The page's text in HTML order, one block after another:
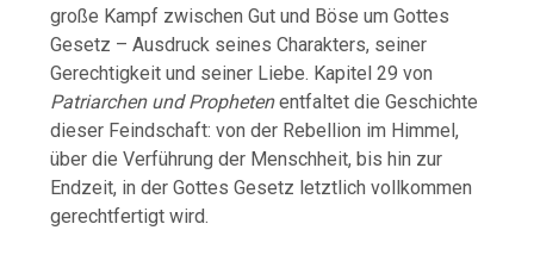
große Kampf zwischen Gut und Böse um Gottes
Gesetz – Ausdruck seines Charakters, seiner
Gerechtigkeit und seiner Liebe. Kapitel 29 von
Patriarchen und Prophetenentfaltet die Geschichte
dieser Feindschaft: von der Rebellion im Himmel,
über die Verführung der Menschheit, bis hin zur
Endzeit, in der Gottes Gesetz letztlich vollkommen
gerechtfertigt wird.